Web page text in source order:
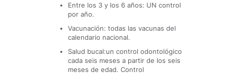
Entre los 3 y los 6 años: UN control
por año.
Vacunación: todas las vacunas del
calendario nacional.
Salud bucal:un control odontológico
cada seis meses a partir de los seis
meses de edad. Control